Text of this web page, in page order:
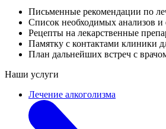
Письменные рекомендации по
Список необходимых анализов и
Рецепты на лекарственные
Памятку с контактами клиники
План дальнейших встреч с
Наши услуги
Лечение алкоголизма